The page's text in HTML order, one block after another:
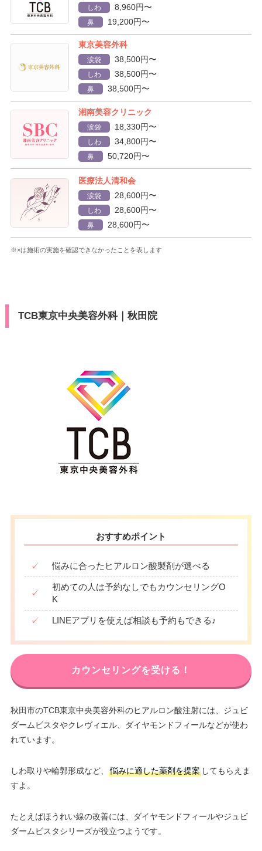
しわ 8,960円〜
鼻 19,200円〜
東京美容外科
涙袋 38,500円〜
しわ 38,500円〜
鼻 38,500円〜
湘南美容クリニック
涙袋 18,330円〜
しわ 34,800円〜
鼻 50,720円〜
医療法人清和会
涙袋 28,600円〜
しわ 28,600円〜
鼻 28,600円〜
※×は施術の実施を確認できなかったことを表します
TCB東京中央美容外科｜秋田院
おすすめポイント
✓ 悩みに合ったヒアルロン酸製剤が選べる
✓
初めての人は予約なしでもカウンセリングO
K
✓ LINEアプリを使えば相談も予約もできる♪
カウンセリングを受ける！
秋田市のTCB東京中央美容外科のヒアルロン酸注射には、ジュビ
ダームビスタやクレヴィエル、ダイヤモンドフィールなどが使わ
れています。
しわ取りや輪郭形成など、 悩みに適した薬剤を提案してもらえま
すよ。
たとえばほうれい線の改善には、ダイヤモンドフィールやジュビ
ダームビスタシリーズが役立つようです。